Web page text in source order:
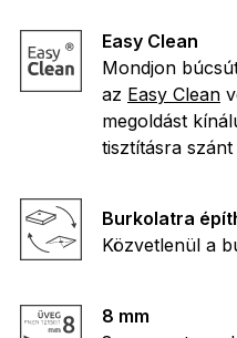
Easy Clean
Mondjon
az Easy Clean
megoldást
tisztításra szánt
Burkolatra
Közvetlenül a
8 mm